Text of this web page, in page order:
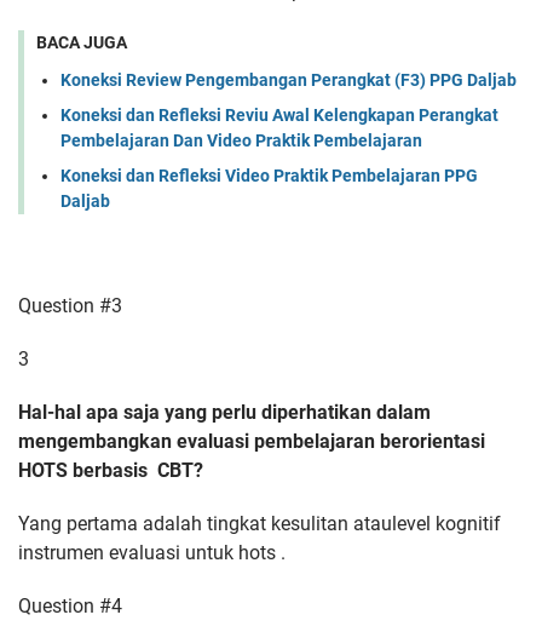
BACA JUGA
Koneksi Review Pengembangan Perangkat (F3) PPG Daljab
Koneksi dan Refleksi Reviu Awal Kelengkapan Perangkat
Pembelajaran Dan Video Praktik Pembelajaran
Koneksi dan Refleksi Video Praktik Pembelajaran PPG
Daljab
Question #3
3
Hal-hal apa saja yang perlu diperhatikan dalam
mengembangkan evaluasi pembelajaran berorientasi
HOTS berbasis CBT?
Yang pertama adalah tingkat kesulitan ataulevel kognitif
instrumen evaluasi untuk hots .
Question #4